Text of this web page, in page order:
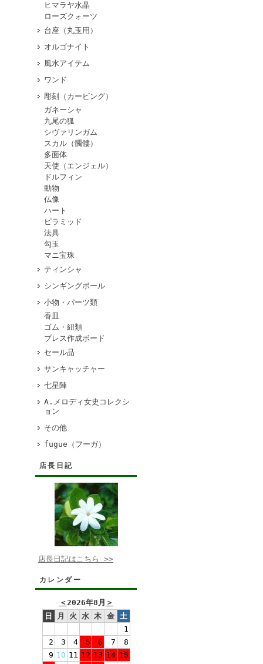
ヒマラヤ水晶
ローズクォーツ
台座（丸玉用）
オルゴナイト
風水アイテム
ワンド
彫刻（カービング）
ガネーシャ
九尾の狐
シヴァリンガム
スカル（髑髏）
多面体
天使（エンジェル）
ドルフィン
動物
仏像
ハート
ピラミッド
法具
勾玉
マニ宝珠
ティンシャ
シンギングボール
小物・パーツ類
香皿
ゴム・紐類
ブレス作成ボード
セール品
サンキャッチャー
七星陣
A.メロディ女史コレクシ
ョン
その他
fugue（フーガ）
店長日記
店長日記はこちら >>
カレンダー
＜2026年8月 ＞
日
月 火 水 木 金
土
1
2
3 4 5 6 7
8
9 10 11 12 13 14 15